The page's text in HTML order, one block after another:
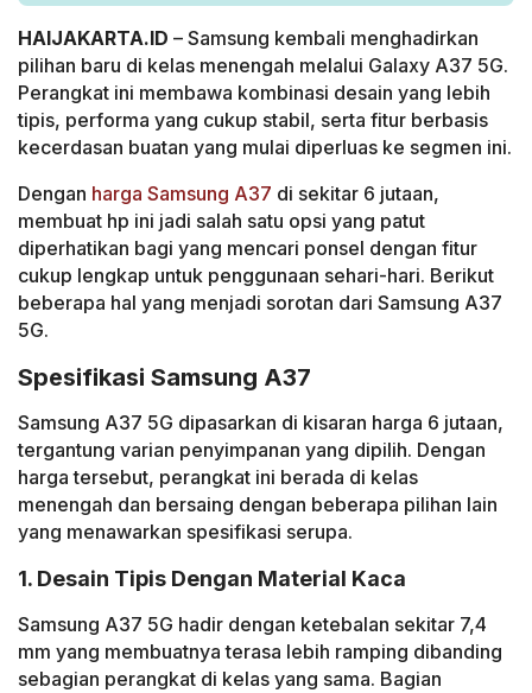
HAIJAKARTA.ID – Samsung kembali menghadirkan
pilihan baru di kelas menengah melalui Galaxy A37 5G.
Perangkat ini membawa kombinasi desain yang lebih
tipis, performa yang cukup stabil, serta fitur berbasis
kecerdasan buatan yang mulai diperluas ke segmen ini.
Dengan harga Samsung A37 di sekitar 6 jutaan,
membuat hp ini jadi salah satu opsi yang patut
diperhatikan bagi yang mencari ponsel dengan fitur
cukup lengkap untuk penggunaan sehari-hari. Berikut
beberapa hal yang menjadi sorotan dari Samsung A37
5G.
Spesifikasi Samsung A37
Samsung A37 5G dipasarkan di kisaran harga 6 jutaan,
tergantung varian penyimpanan yang dipilih. Dengan
harga tersebut, perangkat ini berada di kelas
menengah dan bersaing dengan beberapa pilihan lain
yang menawarkan spesifikasi serupa.
1. Desain Tipis Dengan Material Kaca
Samsung A37 5G hadir dengan ketebalan sekitar 7,4
mm yang membuatnya terasa lebih ramping dibanding
sebagian perangkat di kelas yang sama. Bagian